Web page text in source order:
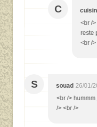
C
<br /
reste
<br /
S souad 26/01/
<br />
/> <br />